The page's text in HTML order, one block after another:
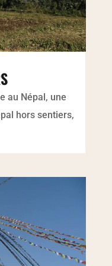
au Népal, une
hors sentiers,